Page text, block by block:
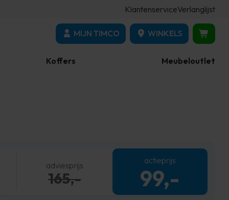
KlantenserviceVerlanglijst
MIJN TIMCO WINKELS
Koffers Meubeloutlet
adviesprijs
165,-
actieprijs
99,-